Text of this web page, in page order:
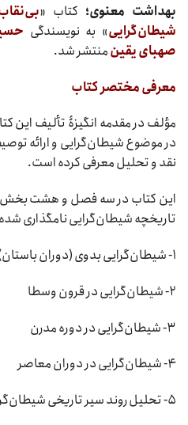
بهداشت معنوی؛ کتاب «
شیطان‌گرایی» به نویسندگی
صهبای یقینمنتشر شد.
معرفی مختصر کتاب
مؤلف در مقدمه انگیزۀ تألیف این
در موضوع شیطان‌گرایی و ارائه
نقد و تحلیل معرفی کرده است.
این کتاب در سه فصل و هشت
تاریخچه شیطان‌گرایی نامگذاری
۱- شیطان‌گرایی بدوی (دوران باستان)
۲- شیطان‌گرایی در قرون وسطا
۳- شیطان‌گرایی در دوره مدرن
۴- شیطان‌گرایی در دوران معاصر
۵- تحلیل روند سیر تاریخی شیطان‌گرایی تنظیم شده است.